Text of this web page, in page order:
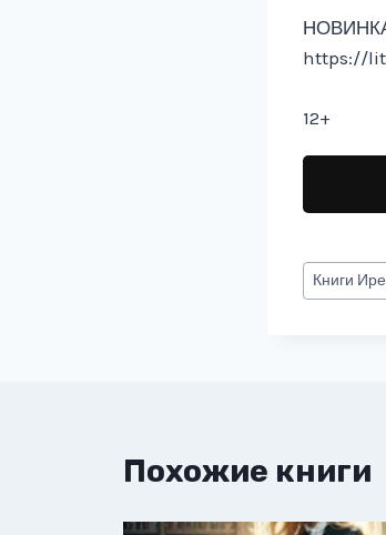
https://
12+
Метки
записи:
Книги
Похожие книги